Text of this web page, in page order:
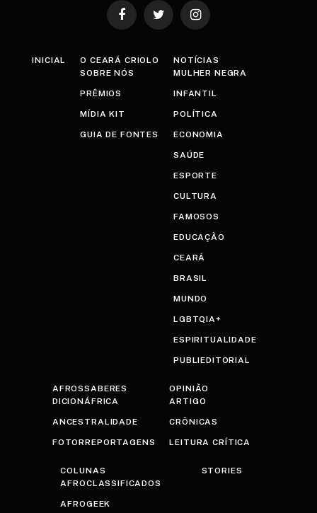
FacebookTwitter Instagram
INICIAL
O CEARÁ CRIOLO
SOBRE NÓS
PRÊMIOS
MÍDIA KIT
GUIA DE FONTES
NOTÍCIAS
MULHER NEGRA
INFANTIL
POLÍTICA
ECONOMIA
SAÚDE
ESPORTE
CULTURA
FAMOSOS
EDUCAÇÃO
CEARÁ
BRASIL
MUNDO
LGBTQIA+
ESPIRITUALIDADE
PUBLIEDITORIAL
AFROSSABERES
DICIONÁFRICA
ANCESTRALIDADE
FOTORREPORTAGENS
OPINIÃO
ARTIGO
CRÔNICAS
LEITURA CRÍTICA
COLUNAS
AFROCLASSIFICADOS
AFROGEEK
STORIES